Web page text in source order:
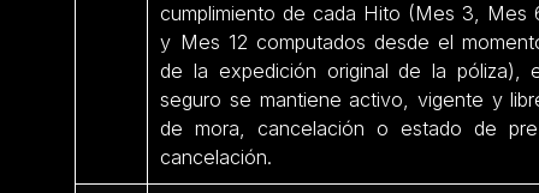
cumplimiento de cada Hito (Mes 3, Mes
y Mes 12 computados desde el
de la expedición original de la póliza),
seguro se mantiene activo, vigente y
de mora, cancelación o estado de
cancelación.